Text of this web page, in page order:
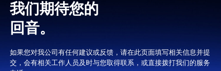
我们期待您的
回音。
如果您对我公司有任何建议或反馈，请在此页面填写相关信息并提
交，会有相关工作人员及时与您取得联系，或直接拨打我们的服务